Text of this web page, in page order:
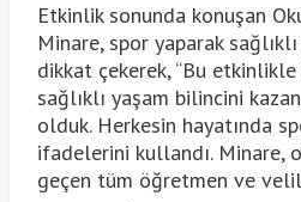
Etkinlik sonunda konuşan
Minare, spor yaparak
dikkat çekerek, “Bu
sağlıklı yaşam bilincini
olduk. Herkesin hayatında
ifadelerini kullandı. Minare,
geçen tüm öğretmen ve